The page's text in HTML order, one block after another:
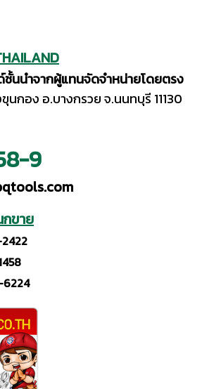
นนำจากผู้แทนจัดจำหน่ายโดยตรง
นกอง อ.บางกรวย จ.นนทบุรี 11130
9
ขาย